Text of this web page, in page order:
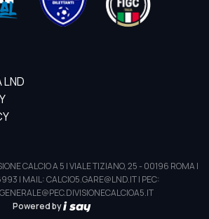
LND
CALCIO A 5 | VIALE TIZIANO, 25 - 00196 ROMA |
| MAIL: CALCIO5.GARE@LND.IT | PEC:
Powered by